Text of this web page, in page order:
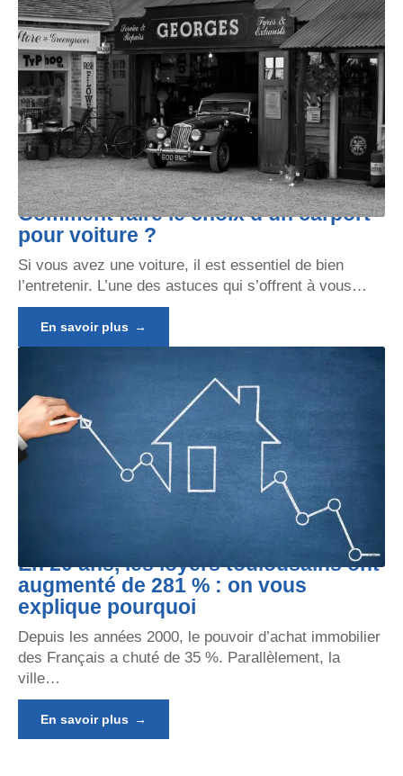
Comment faire le choix d’un carport
pour voiture ?
Si vous avez une voiture, il est essentiel de bien
l’entretenir. L’une des astuces qui s’offrent à vous…
En savoir plus
En 20 ans, les loyers toulousains ont
augmenté de 281 % : on vous
explique pourquoi
Depuis les années 2000, le pouvoir d’achat immobilier
des Français a chuté de 35 %. Parallèlement, la
ville…
En savoir plus